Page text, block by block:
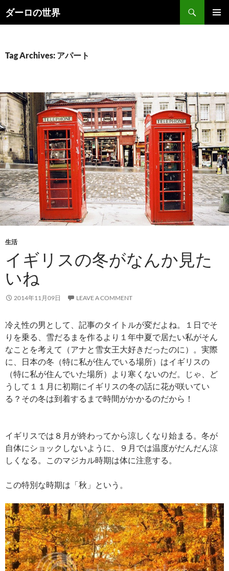
Skip
toダーロの世界
Search
Tag Archives: アパート
生活
イギリスの冬がなんか見た
いね
2014年11月09日 LEAVE A COMMENT
冷え性の男として、記事のタイトルが変だよね。１日でそ
りを乗る、雪だるまを作るより１年中夏で居たい私がそん
なことを考えて（アナと雪女王大好きだったのに）。実際
に、日本の冬（特に私が住んでいる場所）はイギリスの
（特に私が住んでいた場所）より寒くないのだ。じゃ、ど
うして１１月に初期にイギリスの冬の話に花が咲いてい
る？その冬は到着するまで時間がかかるのだから！
イギリスでは８月が終わってから涼しくなり始まる。冬が
自体にショックしないように、９月では温度がだんだん涼
しくなる。このマジカル時期は体に注意する。
この特別な時期は「秋」という。